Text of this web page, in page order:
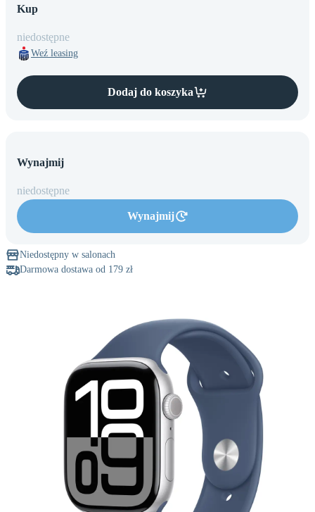
16
Kup
niedostępne
Weź leasing
Dodaj do koszyka
Wynajmij
niedostępne
Wynajmij
Niedostępny w salonach
Darmowa dostawa od 179 zł